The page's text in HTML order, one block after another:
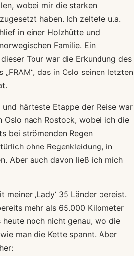
wobei mir die starken
haben. Ich zeltete u.a.
in einer Holzhütte und
Familie. Ein
Tour war die Erkundung des
das in Oslo seinen letzten
härteste Etappe der Reise war
Oslo nach Rostock, wobei ich die
bei strömenden Regen
ohne Regenkleidung, in
Aber auch davon ließ ich mich
‚Lady‘ 35 Länder bereist.
mehr als 65.000 Kilometer
noch nicht genau, wo die
man die Kette spannt. Aber